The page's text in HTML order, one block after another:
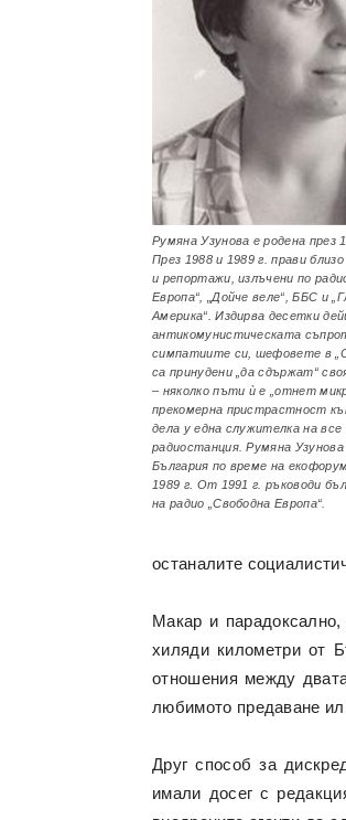
Румяна Узунова е родена през
През 1988 и 1989 г. прави
и репортажи, излъчени по
Европа“, „Дойче веле“, ББС и
Америка“. Издирва десетки
антикомунистическата
симпатиите си, шефовете в
са принудени „да сдържат“
– няколко пъти ѝ е „отнет
прекомерна пристрастност
дела у една служителка на все
радиостанция. Румяна
България по време на
1989 г. От 1991 г. ръководи
на радио „Свободна Европа“.
останалите
Макар и
хиляди километри от
отношения между
любимото предаване
Друг способ за
имали досег с